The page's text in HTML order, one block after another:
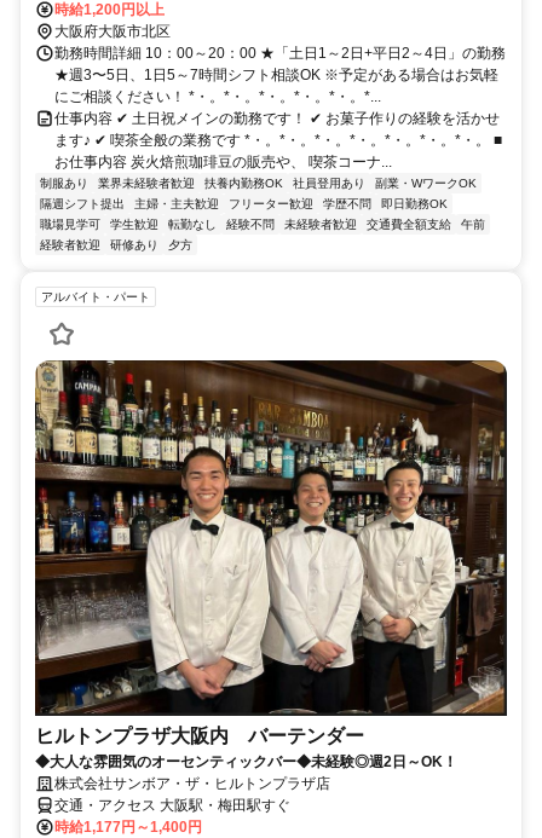
時給1,200円以上
大阪府大阪市北区
勤務時間詳細 10：00～20：00 ★「土日1～2日+平日2～4日」の勤務
★週3〜5日、1日5～7時間シフト相談OK ※予定がある場合はお気軽
にご相談ください！ *・。*・。*・。*・。*・。*...
仕事内容 ✔ 土日祝メインの勤務です！ ✔ お菓子作りの経験を活かせ
ます♪ ✔ 喫茶全般の業務です *・。*・。*・。*・。*・。*・。*・。 ■
お仕事内容 炭火焙煎珈琲豆の販売や、 喫茶コーナ...
制服あり 業界未経験者歓迎 扶養内勤務OK 社員登用あり
副業・WワークOK
隔週シフト提出
主婦・主夫歓迎 フリーター歓迎 学歴不問
即日勤務OK
職場見学可
学生歓迎 転勤なし 経験不問 未経験者歓迎 交通費全額支給
午前
経験者歓迎
研修あり 夕方
アルバイト・パート
ヒルトンプラザ大阪内 バーテンダー
◆大人な雰囲気のオーセンティックバー◆未経験◎週2日～OK！
株式会社サンボア・ザ・ヒルトンプラザ店
交通・アクセス 大阪駅・梅田駅すぐ
時給1,177円～1,400円